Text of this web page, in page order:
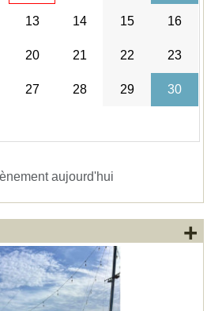
13 14 15 16
20 21 22 23
27 28 29 30
aujourd'hui
+